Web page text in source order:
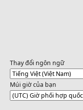
managing
the go. If
is a great
GitHub
Thay đổi ngôn ngữ
Múi giờ của bạn